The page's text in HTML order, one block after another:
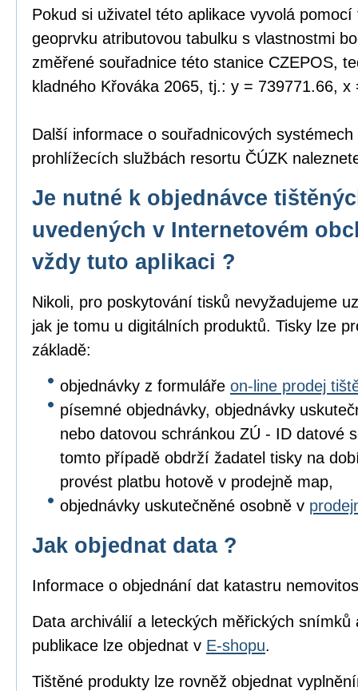
Pokud si uživatel této aplikace vyvolá
geoprvku atributovou tabulku s vlastnostmi
změřené souřadnice této stanice CZEPOS,
kladného Křováka 2065, tj.: y = 739771.66, x
Další informace o souřadnicových
prohlížecích službách resortu ČÚZK
Je nutné k objednávce
uvedených v Internetovém
vždy tuto aplikaci ?
Nikoli, pro poskytování tisků nevyžadujeme
jak je tomu u digitálních produktů. Tisky lze
základě:
objednávky z formuláře on-line prodej
písemné objednávky, objednávky
nebo datovou schránkou ZÚ - ID datové
tomto případě obdrží žadatel tisky na
provést platbu hotově v prodejně map,
objednávky uskutečněné osobně v
Jak objednat data ?
Informace o objednání dat katastru
Data archiválií a leteckých měřických
publikace lze objednat v E-shopu.
Tištěné produkty lze rovněž objednat